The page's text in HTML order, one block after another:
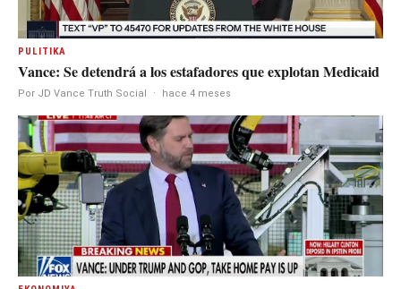
PULITIKA
Vance: Se detendrá a los estafadores que explotan Medicaid
Por JD Vance Truth Social · hace 4 meses